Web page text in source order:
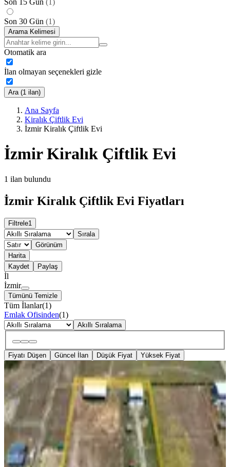
Son 30 Gün (1)
Arama Kelimesi
Otomatik ara
İlan olmayan seçenekleri gizle
Ara (1 ilan)
Ana Sayfa
Kiralık Çiftlik Evi
İzmir Kiralık Çiftlik Evi
İzmir Kiralık Çiftlik Evi
1 ilan bulundu
İzmir Kiralık Çiftlik Evi Fiyatları
Filtrele1
Sırala
Görünüm
Harita
Kaydet
Paylaş
İl
İzmir
Tümünü Temizle
Tüm İlanlar(1)
Emlak Ofisinden(1)
Akıllı Sıralama
Fiyatı Düşen Güncel İlan Düşük Fiyat Yüksek Fiyat
MANZARALI
İzmir Menderes Altıntepede 4080 Arsa
2+1 Evi Dam Çiftlik Yeri
İzmir, Menderes
2+1· 4080 m² · 31.07.2026
55.000 ₺